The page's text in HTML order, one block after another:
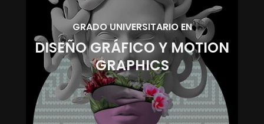
GRADO UNIVERSITARIO EN
DISEÑO GRÁFICO Y MOTION
GRAPHICS